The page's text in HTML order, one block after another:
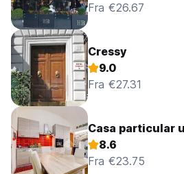
Fra €26.67
Cressy
9.0
Fra €27.31
Casa particular
8.6
Fra €23.75